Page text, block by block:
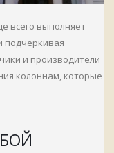
всего выполняет
подчеркивая
и производители
колоннам, которые